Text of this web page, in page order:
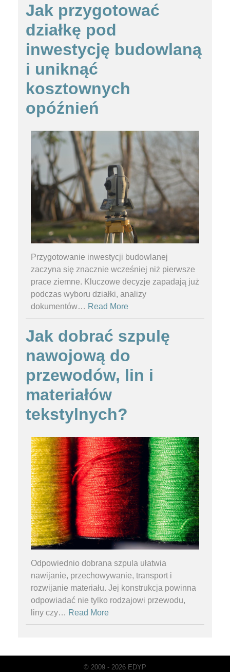
Jak przygotować
działkę pod
inwestycję budowlaną
i uniknąć
kosztownych
opóźnień
Przygotowanie inwestycji budowlanej
zaczyna się znacznie wcześniej niż pierwsze
prace ziemne. Kluczowe decyzje zapadają już
podczas wyboru działki, analizy
dokumentów… Read More
Jak dobrać szpulę
nawojową do
przewodów, lin i
materiałów
tekstylnych?
Odpowiednio dobrana szpula ułatwia
nawijanie, przechowywanie, transport i
rozwijanie materiału. Jej konstrukcja powinna
odpowiadać nie tylko rodzajowi przewodu,
liny czy… Read More
© 2009 - 2026 EDYP